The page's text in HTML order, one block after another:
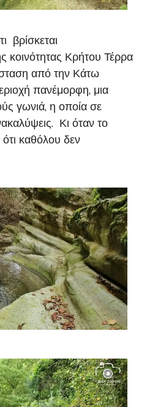
βρίσκεται
κοινότητας Κρήτου Τέρρα
από την Κάτω
πανέμορφη, μια
γωνιά, η οποία σε
Κι όταν το
καθόλου δεν